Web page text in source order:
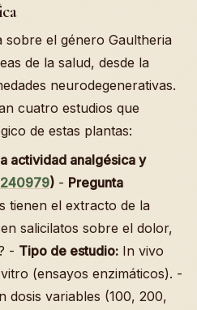
sobre el género Gaultheria
de la salud, desde la
neurodegenerativas.
cuatro estudios que
de estas plantas:
actividad analgésica y
) - Pregunta
tienen el extracto de la
salicilatos sobre el dolor,
- Tipo de estudio: In vivo
(ensayos enzimáticos). -
dosis variables (100, 200,